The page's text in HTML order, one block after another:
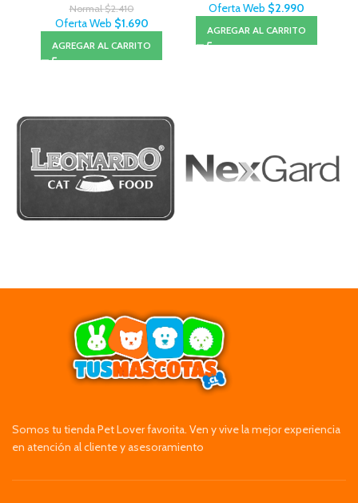
Normal$2.410
Oferta Web $1.690
AGREGAR AL CARRITO
Oferta Web $2.990
AGREGAR AL CARRITO
Somos tu tienda Pet Lover favorita. Ven y vive la mejor experiencia
en atención al cliente y asesoramiento